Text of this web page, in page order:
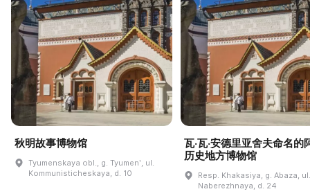
秋明故事博物馆
Tyumenskaya obl., g. Tyumenʹ, ul.
Kommunisticheskaya, d. 10
瓦·瓦·安德里亚舍夫命名的
历史地方博物馆
Resp. Khakasiya, g. Abaza, ul.
Naberezhnaya, d. 24